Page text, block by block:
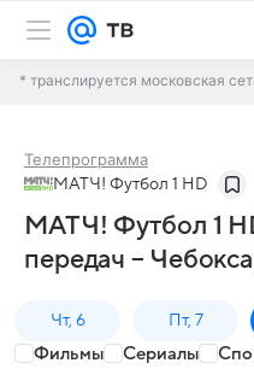
* транслируется московская
Телепрограмма
МАТЧ! Футбол 1 HD
МАТЧ! Футбол 1
передач –
Чт, 6 Пт, 7
Фильмы Сериалы